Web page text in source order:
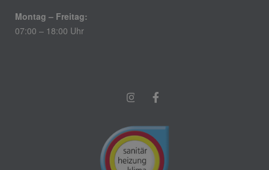
Montag – Freitag:
07:00 – 18:00 Uhr